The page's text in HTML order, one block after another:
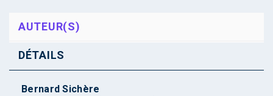
AUTEUR(S)
DÉTAILS
Bernard Sichère